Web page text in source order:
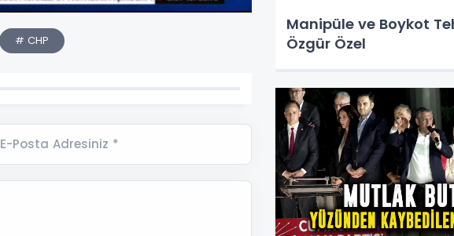
# CHP
E-Posta Adresiniz *
Manipüle ve Boykot
Özgür Özel